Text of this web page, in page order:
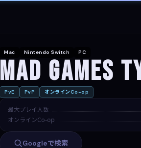
Mac Nintendo Switch PC
Mad Games
PvE PvP オンラインCo-op
最大プレイ人数
オンラインCo-op
Googleで検索